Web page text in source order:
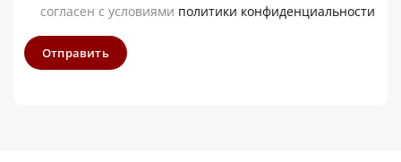
согласен с условиями политики конфиденциальности
Отправить